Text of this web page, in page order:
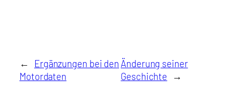
←
Ergänzungen bei den
Motordaten
Änderung seiner
Geschichte
→